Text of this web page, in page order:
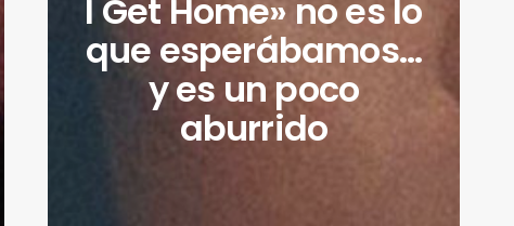
I Get Home» no es lo
que esperábamos…
y es un poco
aburrido